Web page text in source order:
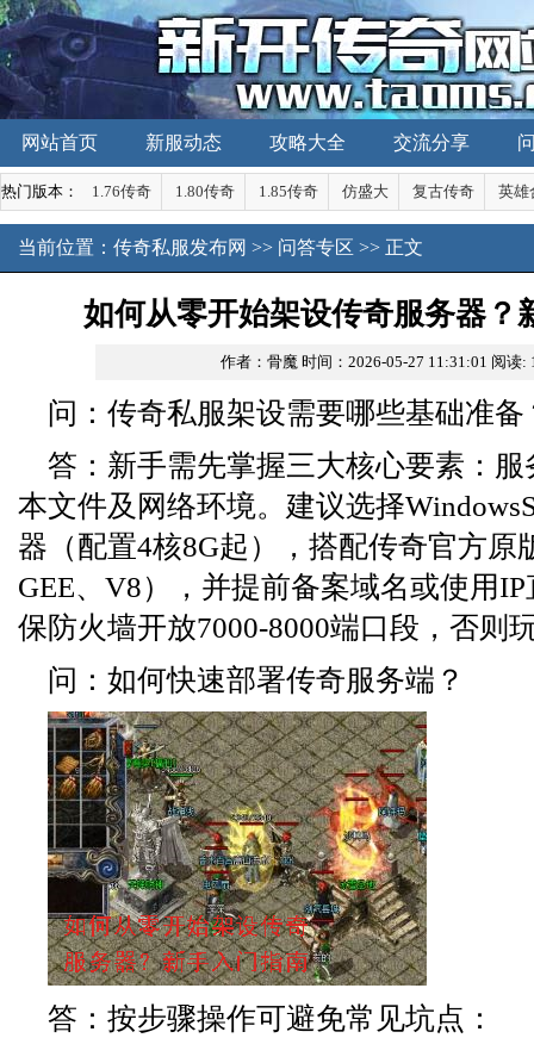
网站首页 新服动态 攻略大全 交流分享
热门版本： 1.76传奇 1.80传奇 1.85传奇 仿盛大 复古传奇 英雄
当前位置： 传奇私服发布网 >> 问答专区 >> 正文
如何从零开始架设传奇服务器？
作者：骨魔 时间：2026-05-27 11:31:01 阅读:
问：传奇私服架设需要哪些基础准备
答：新手需先掌握三大核心要素：
本文件及网络环境。建议选择
器（配置4核8G起），搭配传奇官方原
GEE、V8），并提前备案域名或使用
保防火墙开放7000-8000端口段，否则
问：如何快速部署传奇服务端？
答：按步骤操作可避免常见坑点：